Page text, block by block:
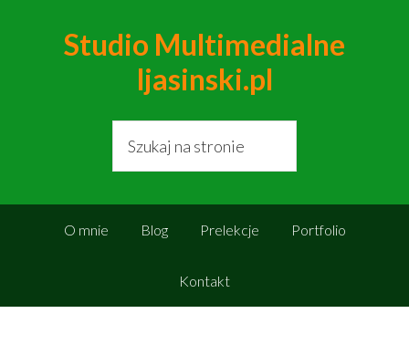
Studio Multimedialne
ljasinski.pl
O mnie Blog Prelekcje Portfolio
Kontakt